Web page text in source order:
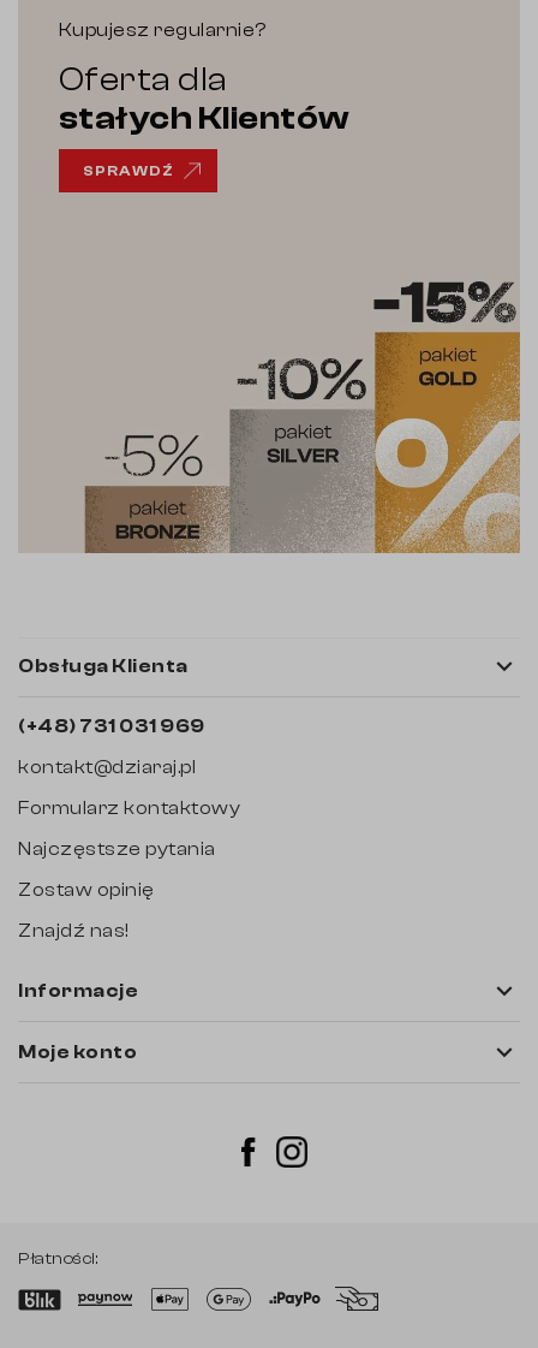
Kupujesz regularnie?
Oferta dla
stałych Klientów
SPRAWDŹ
Obsługa Klienta 
(+48) 731 031 969
kontakt@dziaraj.pl
Formularz kontaktowy
Najczęstsze pytania
Zostaw opinię
Znajdź nas!
Informacje 
Moje konto 
Płatności: